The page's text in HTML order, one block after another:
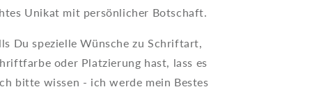
Unikat mit persönlicher Botschaft.
Du spezielle Wünsche zu Schriftart,
oder Platzierung hast, lass es
bitte wissen - ich werde mein Bestes